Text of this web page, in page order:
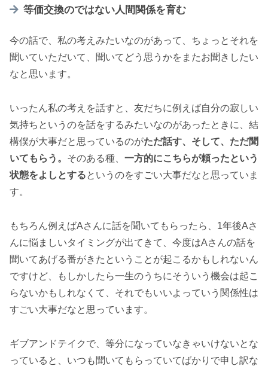
等価交換のではない人間関係を育む
今の話で、私の考えみたいなのがあって、ちょっとそれを
聞いていただいて、聞いてどう思うかをまたお聞きしたい
なと思います。
いったん私の考えを話すと、友だちに例えば自分の寂しい
気持ちというのを話をするみたいなのがあったときに、結
構僕が大事だと思っているのがただ話す、そして、ただ聞
いてもらう。 そのある種、 一方的にこちらが頼ったという
状態をよしとするというのをすごい大事だなと思っていま
す。
もちろん例えばAさんに話を聞いてもらったら、1年後Aさ
んに悩ましいタイミングが出てきて、今度はAさんの話を
聞いてあげる番がきたということが起こるかもしれないん
ですけど、もしかしたら一生のうちにそういう機会は起こ
らないかもしれなくて、それでもいいよっていう関係性は
すごい大事だなと思っています。
ギブアンドテイクで、等分になっていなきゃいけないとな
っていると、いつも聞いてもらっていてばかりで申し訳な